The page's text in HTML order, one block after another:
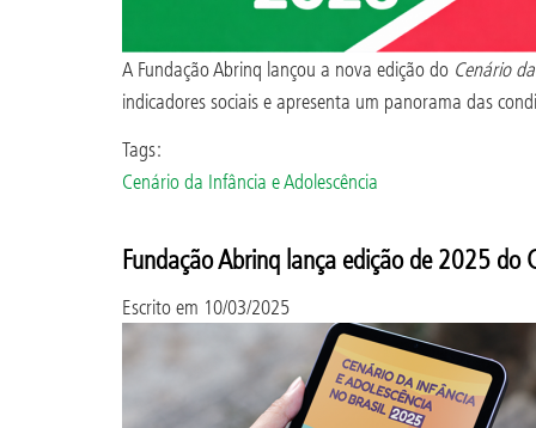
A Fundação Abrinq lançou a nova edição do Cenário
indicadores sociais e apresenta um panorama das
Tags:
Cenário da Infância e Adolescência
Fundação Abrinq lança edição de 2025 do
Escrito em 10/03/2025